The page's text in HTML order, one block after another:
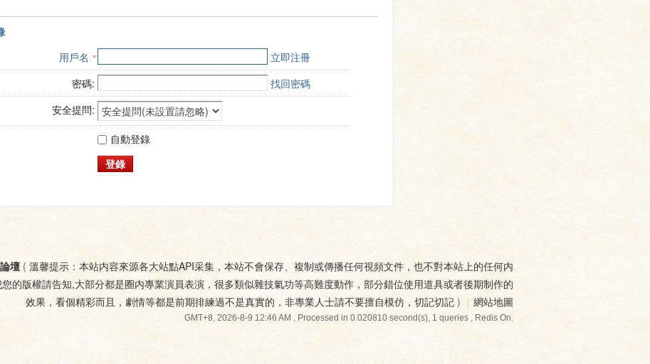
用戶名
立即注冊
密碼:
找回密碼
安全提問:
自動登錄
登錄
壇( 溫馨提示：本站内容來源各大站點API采集，本站不會保存、複制或傳播任何視頻文件，也不對本站上的任何内
的版權請告知,大部分都是圈内專業演員表演，很多類似雜技氣功等高難度動作，部分錯位使用道具或者後期制作的
效果，看個精彩而且，劇情等都是前期排練過不是真實的，非專業人士請不要擅自模仿，切記切記 ) | 網站地圖
GMT+8, 2026-8-9 12:46 AM, Processed in 0.020810 second(s), 1 queries , Redis On.